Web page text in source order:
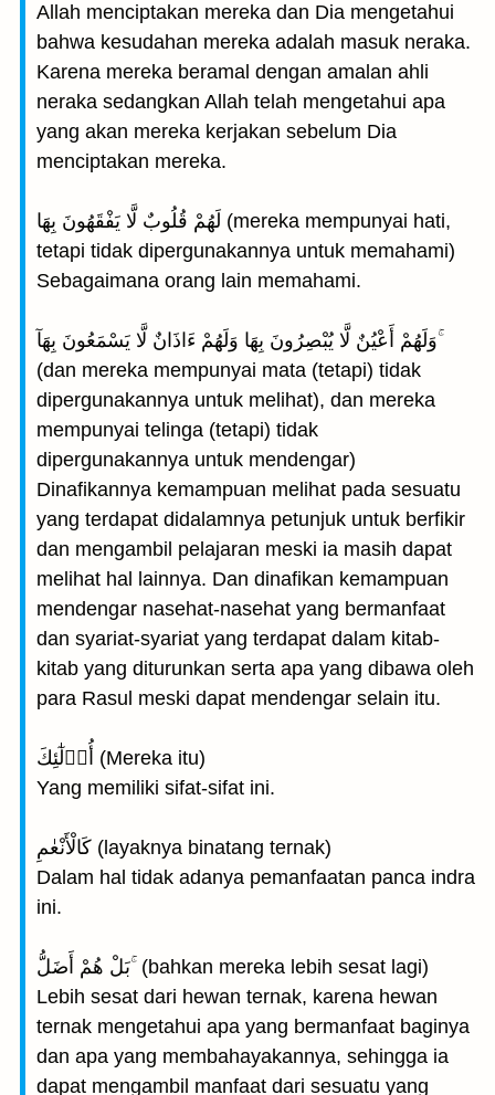
Allah menciptakan mereka dan Dia mengetahui
bahwa kesudahan mereka adalah masuk neraka.
Karena mereka beramal dengan amalan ahli
neraka sedangkan Allah telah mengetahui apa
yang akan mereka kerjakan sebelum Dia
menciptakan mereka.
لَهُمْ قُلُوبٌ لَّا يَفْقَهُونَ بِهَا (mereka mempunyai hati,
tetapi tidak dipergunakannya untuk memahami)
Sebagaimana orang lain memahami.
وَلَهُمْ أَعْيُنٌ لَّا يُبْصِرُونَ بِهَا وَلَهُمْ ءَاذَانٌ لَّا يَسْمَعُونَ بِهَآ ۚ
(dan mereka mempunyai mata (tetapi) tidak
dipergunakannya untuk melihat), dan mereka
mempunyai telinga (tetapi) tidak
dipergunakannya untuk mendengar)
Dinafikannya kemampuan melihat pada sesuatu
yang terdapat didalamnya petunjuk untuk berfikir
dan mengambil pelajaran meski ia masih dapat
melihat hal lainnya. Dan dinafikan kemampuan
mendengar nasehat-nasehat yang bermanfaat
dan syariat-syariat yang terdapat dalam kitab-
kitab yang diturunkan serta apa yang dibawa oleh
para Rasul meski dapat mendengar selain itu.
أُو۟لٰٓئِكَ (Mereka itu)
Yang memiliki sifat-sifat ini.
كَالْأَنْعٰمِ (layaknya binatang ternak)
Dalam hal tidak adanya pemanfaatan panca indra
ini.
بَلْ هُمْ أَضَلُّ ۚ (bahkan mereka lebih sesat lagi)
Lebih sesat dari hewan ternak, karena hewan
ternak mengetahui apa yang bermanfaat baginya
dan apa yang membahayakannya, sehingga ia
dapat mengambil manfaat dari sesuatu yang